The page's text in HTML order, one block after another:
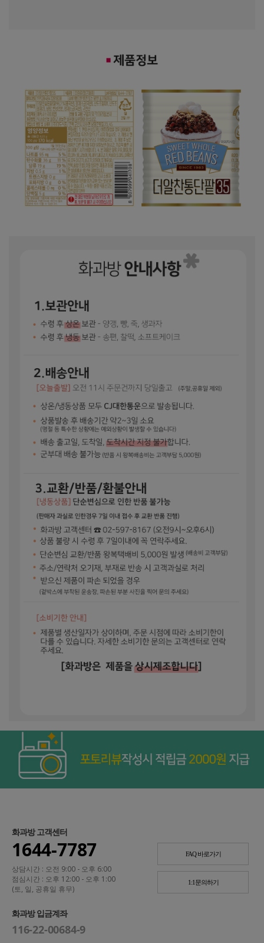
화과방 고객센터
1644-7787
상담시간 : 오전 9:00 - 오후 6:00
점심시간 : 오후 12:00 - 오후 1:00
(토, 일, 공휴일 휴무)
FAQ 바로가기
1:1문의하기
화과방 입금계좌
116-22-00684-9